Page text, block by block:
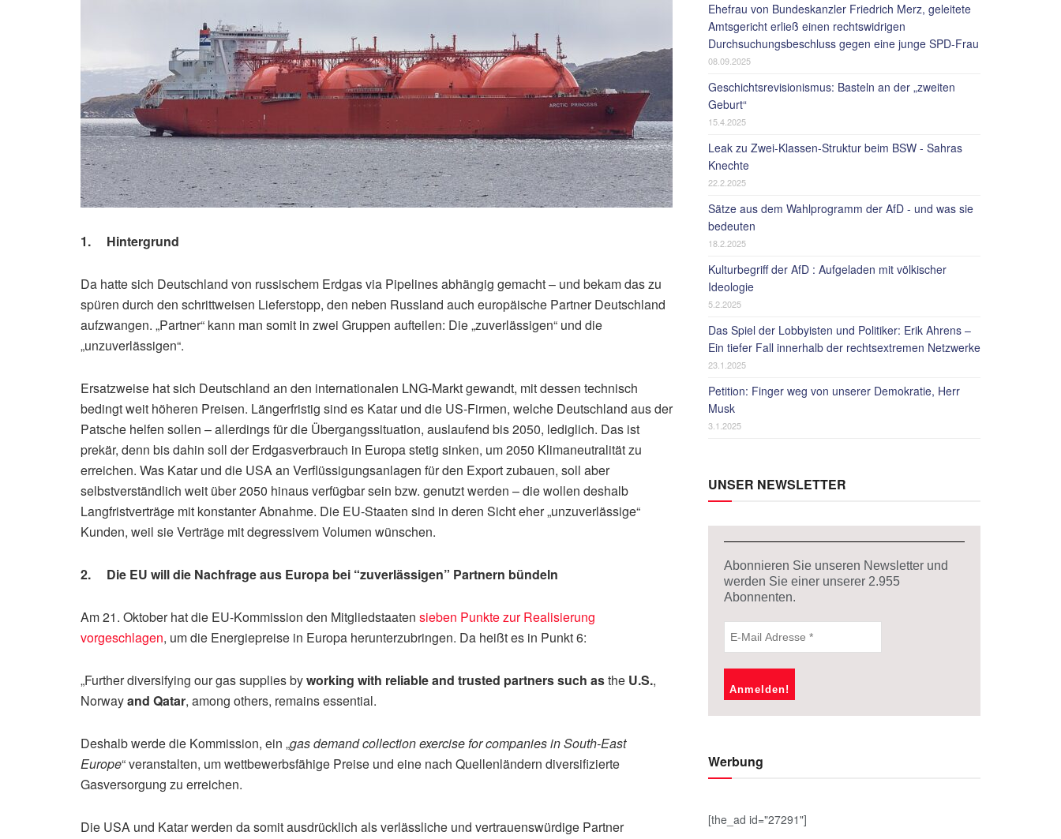
1. Hintergrund
Da hatte sich Deutschland von russischem Erdgas via Pipelines abhängig gemacht – und bekam das zu
spüren durch den schrittweisen Lieferstopp, den neben Russland auch europäische Partner Deutschland
aufzwangen. „Partner“ kann man somit in zwei Gruppen aufteilen: Die „zuverlässigen“ und die
„unzuverlässigen“.
Ersatzweise hat sich Deutschland an den internationalen LNG-Markt gewandt, mit dessen technisch
bedingt weit höheren Preisen. Längerfristig sind es Katar und die US-Firmen, welche Deutschland aus der
Patsche helfen sollen – allerdings für die Übergangssituation, auslaufend bis 2050, lediglich. Das ist
prekär, denn bis dahin soll der Erdgasverbrauch in Europa stetig sinken, um 2050 Klimaneutralität zu
erreichen. Was Katar und die USA an Verflüssigungsanlagen für den Export zubauen, soll aber
selbstverständlich weit über 2050 hinaus verfügbar sein bzw. genutzt werden – die wollen deshalb
Langfristverträge mit konstanter Abnahme. Die EU-Staaten sind in deren Sicht eher „unzuverlässige“
Kunden, weil sie Verträge mit degressivem Volumen wünschen.
2. Die EU will die Nachfrage aus Europa bei “zuverlässigen” Partnern bündeln
Am 21. Oktober hat die EU-Kommission den Mitgliedstaaten sieben Punkte zur Realisierung
vorgeschlagen, um die Energiepreise in Europa herunterzubringen. Da heißt es in Punkt 6:
„Further diversifying our gas supplies byworking with reliable and trusted partners such asthe U.S.,
Norwayand Qatar, among others, remains essential.
Deshalb werde die Kommission, ein „gas demand collection exercise for companies in South-East
Europe“ veranstalten, um wettbewerbsfähige Preise und eine nach Quellenländern diversifizierte
Gasversorgung zu erreichen.
Die USA und Katar werden da somit ausdrücklich als verlässliche und vertrauenswürdige Partner
Ehefrau von Bundeskanzler Friedrich Merz, geleitete
Amtsgericht erließ einen rechtswidrigen
Durchsuchungsbeschluss gegen eine junge SPD-Frau
08.09.2025
Geschichtsrevisionismus: Basteln an der „zweiten
Geburt“
15.4.2025
Leak zu Zwei-Klassen-Struktur beim BSW - Sahras
Knechte
22.2.2025
Sätze aus dem Wahlprogramm der AfD - und was sie
bedeuten
18.2.2025
Kulturbegriff der AfD : Aufgeladen mit völkischer
Ideologie
5.2.2025
Das Spiel der Lobbyisten und Politiker: Erik Ahrens –
Ein tiefer Fall innerhalb der rechtsextremen Netzwerke
23.1.2025
Petition: Finger weg von unserer Demokratie, Herr
Musk
3.1.2025
UNSER NEWSLETTER
Abonnieren Sie unseren Newsletter und
werden Sie einer unserer 2.955
Abonnenten.
Werbung
[the_ad id="27291"]